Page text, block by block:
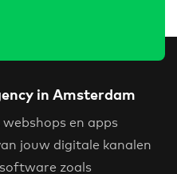
in Amsterdam
en apps
jouw digitale kanalen
zoals